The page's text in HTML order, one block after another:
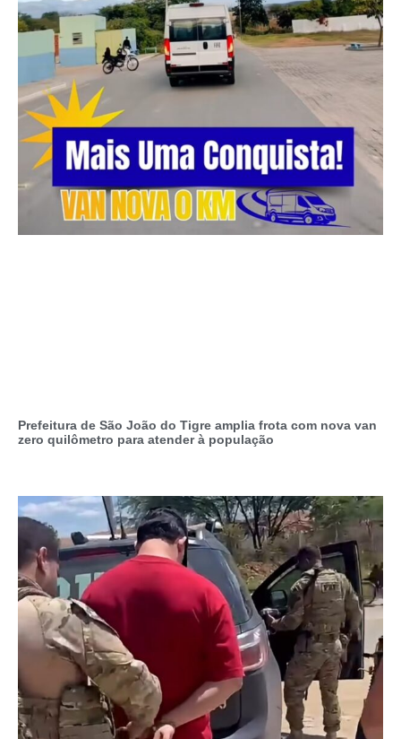
Prefeitura de São João do Tigre amplia frota com nova van
zero quilômetro para atender à população